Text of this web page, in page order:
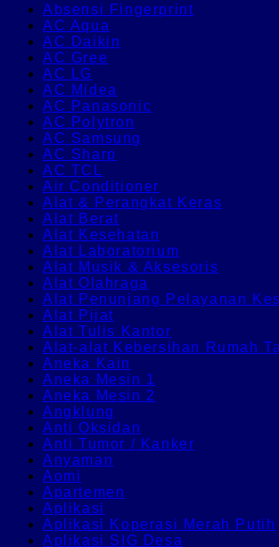
Absensi Fingerprint
AC Aqua
AC Daikin
AC Gree
AC LG
AC Midea
AC Panasonic
AC Polytron
AC Samsung
AC Sharp
AC TCL
Air Conditioner
Alat & Perangkat Keras
Alat Berat
Alat Kesehatan
Alat Laboratorium
Alat Musik & Aksesoris
Alat Olahraga
Alat Penunjang Pelayanan
Alat Pijat
Alat Tulis Kantor
Alat-alat Kebersihan Rumah
Aneka Kain
Aneka Mesin 1
Aneka Mesin 2
Angklung
Anti Oksidan
Anti Tumor / Kanker
Anyaman
Aomi
Apartemen
Aplikasi
Aplikasi Koperasi Merah Putih
Aplikasi SIG Desa